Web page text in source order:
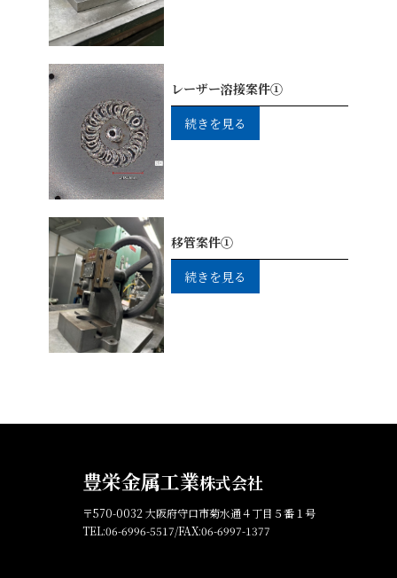
レーザー溶接案件①
続きを見る
移管案件①
続きを見る
豊栄金属工業株式会社
〒570-0032 大阪府守口市菊水通４丁目５番１号
TEL:06-6996-5517/FAX:06-6997-1377